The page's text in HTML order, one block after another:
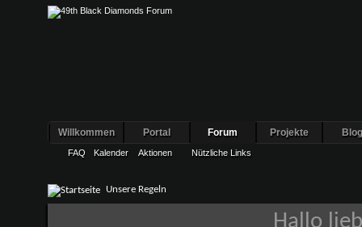
Willkommen Portal Forum
FAQ Kalender Aktionen Nützliche Links
Projekte
Unsere Regeln
Hallo